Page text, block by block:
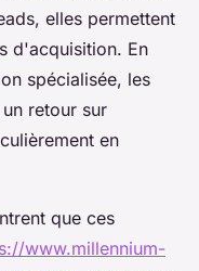
elles permettent
d'acquisition. En
spécialisée, les
retour sur
en
que ces
www.millennium-